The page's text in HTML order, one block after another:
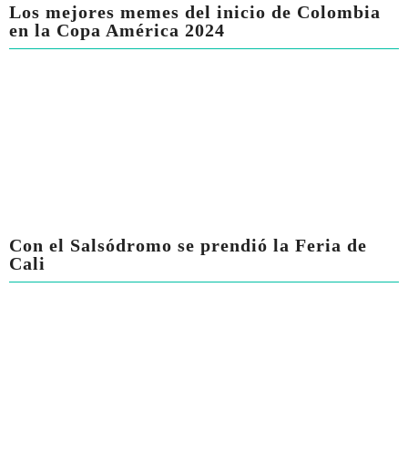
Los mejores memes del inicio de Colombia
en la Copa América 2024
Con el Salsódromo se prendió la Feria de
Cali